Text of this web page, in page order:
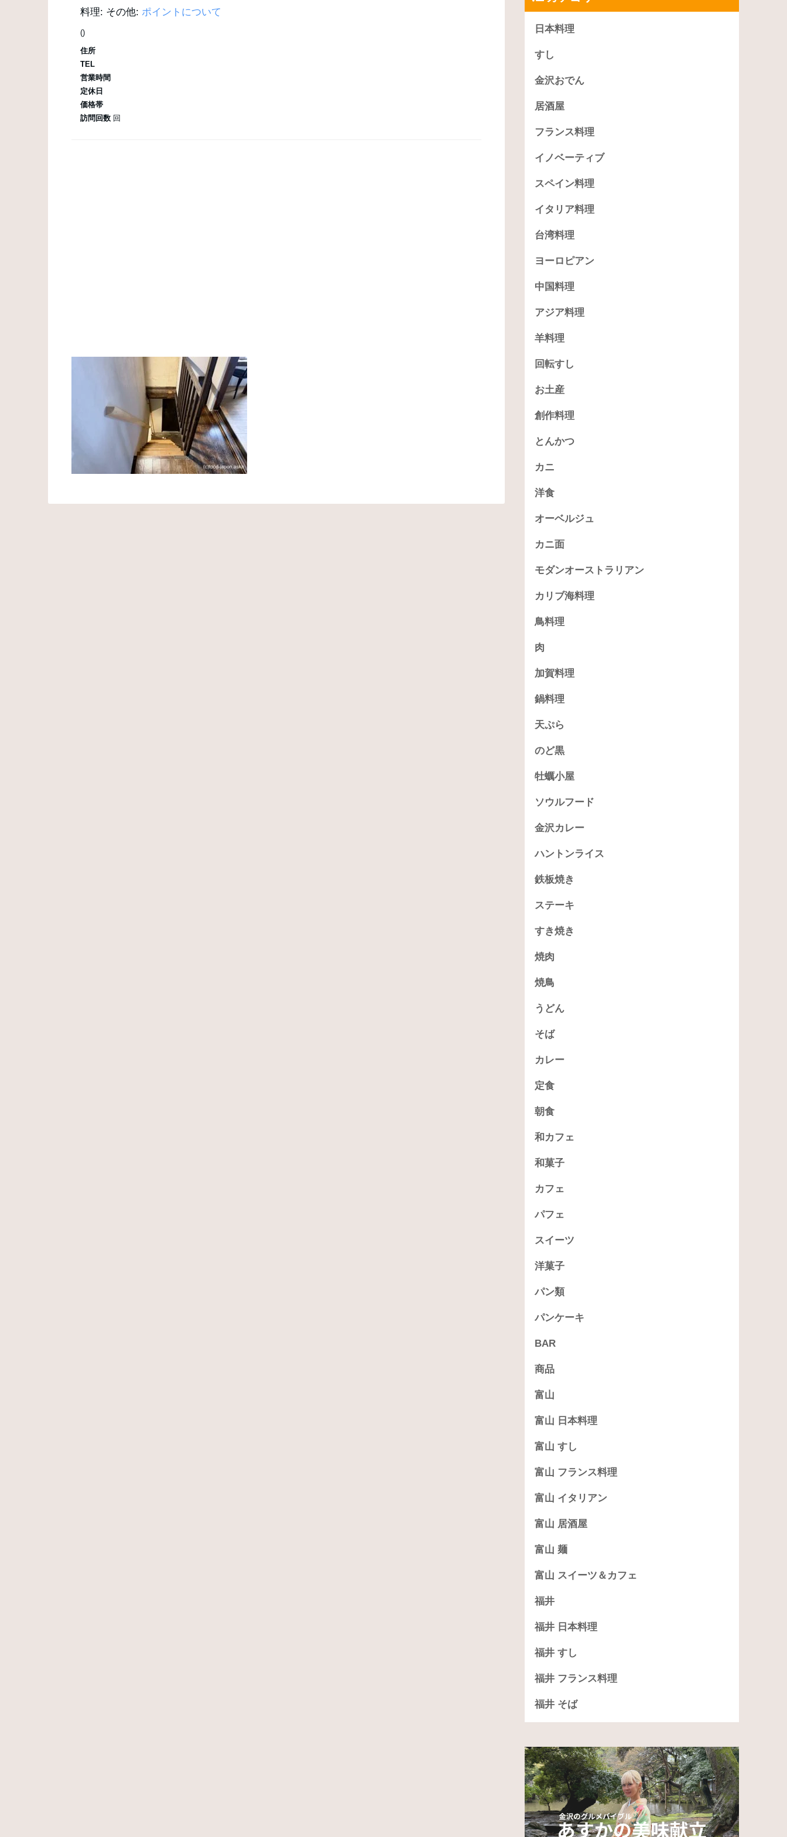
料理: その他: ポイントについて
()
住所
TEL
営業時間
定休日
価格帯
訪問回数 回
日本料理
すし
金沢おでん
居酒屋
フランス料理
イノベーティブ
スペイン料理
イタリア料理
台湾料理
ヨーロピアン
中国料理
アジア料理
羊料理
回転すし
お土産
創作料理
とんかつ
カニ
洋食
オーベルジュ
カニ面
モダンオーストラリアン
カリブ海料理
鳥料理
肉
加賀料理
鍋料理
天ぷら
のど黒
牡蠣小屋
ソウルフード
金沢カレー
ハントンライス
鉄板焼き
ステーキ
すき焼き
焼肉
焼鳥
うどん
そば
カレー
定食
朝食
和カフェ
和菓子
カフェ
パフェ
スイーツ
洋菓子
パン類
パンケーキ
BAR
商品
富山
富山 日本料理
富山 すし
富山 フランス料理
富山 イタリアン
富山 居酒屋
富山 麺
富山 スイーツ＆カフェ
福井
福井 日本料理
福井 すし
福井 フランス料理
福井 そば